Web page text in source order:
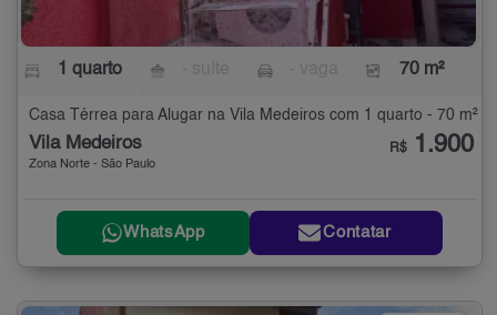
1 quarto 70 m²
Casa Térrea para Alugar na Vila Medeiros com 1 quarto - 70 m²
Vila Medeiros
Zona Norte - São Paulo
R$ 1.900
WhatsApp Contatar